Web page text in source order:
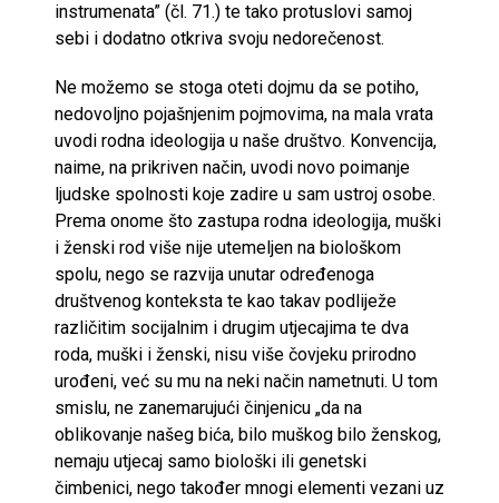
instrumenata” (čl. 71.) te tako protuslovi samoj
sebi i dodatno otkriva svoju nedorečenost.
Ne možemo se stoga oteti dojmu da se potiho,
nedovoljno pojašnjenim pojmovima, na mala vrata
uvodi rodna ideologija u naše društvo. Konvencija,
naime, na prikriven način, uvodi novo poimanje
ljudske spolnosti koje zadire u sam ustroj osobe.
Prema onome što zastupa rodna ideologija, muški
i ženski rod više nije utemeljen na biološkom
spolu, nego se razvija unutar određenoga
društvenog konteksta te kao takav podliježe
različitim socijalnim i drugim utjecajima te dva
roda, muški i ženski, nisu više čovjeku prirodno
urođeni, već su mu na neki način nametnuti. U tom
smislu, ne zanemarujući činjenicu „da na
oblikovanje našeg bića, bilo muškog bilo ženskog,
nemaju utjecaj samo biološki ili genetski
čimbenici, nego također mnogi elementi vezani uz